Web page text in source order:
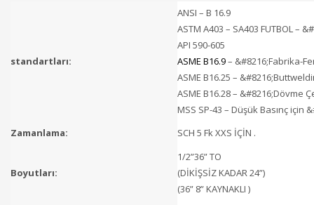
standartları:
ANSI – B 16.9
ASTM A403 – SA403 FUTBOL –
API 590-605
ASME B16.9– &#8216;Fabrika-
ASME B16.25 –
ASME B16.28 – &#8216;Dövme
MSS SP-43 – Düşük Basınç için
Zamanlama:
SCH 5 Fk XXS İÇİN .
Boyutları:
1/2”36” TO
(DİKİŞSİZ KADAR 24”)
(36” 8” KAYNAKLI )